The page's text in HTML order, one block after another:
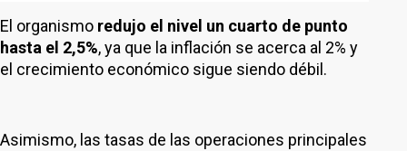
El organismo redujo el nivel un cuarto de punto
hasta el 2,5%, ya que la inflación se acerca al 2% y
el crecimiento económico sigue siendo débil.
Asimismo, las tasas de las operaciones principales